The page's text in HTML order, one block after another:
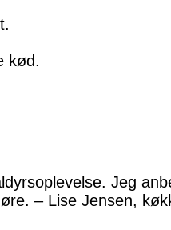
kød.
Jeg
– Lise Jensen,